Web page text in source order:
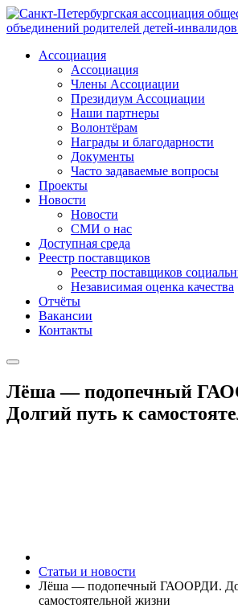
Ассоциация
Ассоциация
Члены Ассоциации
Президиум Ассоциации
Наши партнеры
Волонтёрам
Награды и благодарности
Документы
Часто задаваемые вопросы
Проекты
Новости
Новости
СМИ о нас
Доступная среда
Реестр поставщиков
Реестр поставщиков
Независимая оценка качества
Отчёты
Вакансии
Контакты
Лёша — подопечный
Долгий путь к
Статьи и новости
Лёша — подопечный ГАООРДИ.
самостоятельной жизни